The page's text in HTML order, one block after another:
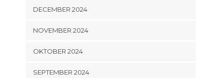
DECEMBER 2024
NOVEMBER 2024
OKTOBER 2024
SEPTEMBER 2024